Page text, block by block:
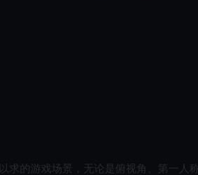
求的游戏场景，无论是俯视角、第一人